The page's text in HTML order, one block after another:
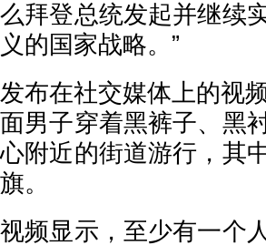
么拜登总统发起并继续
义的国家战略。”
发布在社交媒体上的视
面男子穿着黑裤子、黑
心附近的街道游行，其
旗。
视频显示，至少有一个